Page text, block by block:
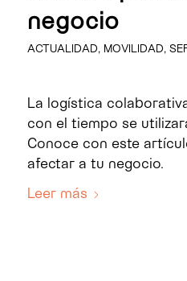
negocio
ACTUALIDAD, MOVILIDAD,
La logística
con el tiempo se
Conoce con este
afectar a tu negocio.
Leer más